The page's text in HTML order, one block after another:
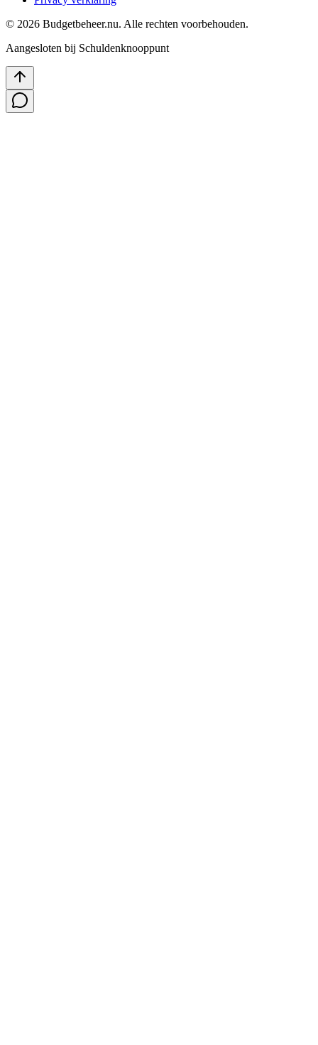
© 2026 Budgetbeheer.nu. Alle rechten voorbehouden.
Aangesloten bij Schuldenknooppunt